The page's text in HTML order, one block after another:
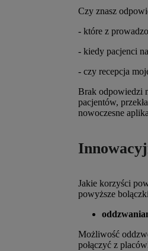
Czy znasz
- które z
- kiedy pacjenci
- czy recepcja
Brak odpowiedzi
pacjentów,
nowoczesne
Jakie korzyści
powyższe
Możliwość
połączyć z